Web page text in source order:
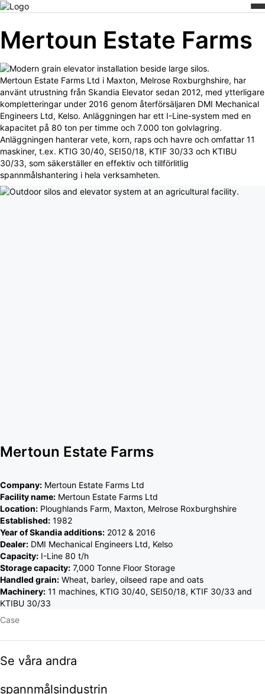
Hoppa
Hem/Cases
Mertoun Estate Farms
Mertoun Estate Farms Ltd i Maxton, Melrose Roxburghshire, har
använt utrustning från Skandia Elevator sedan 2012, med ytterligare
kompletteringar under 2016 genom återförsäljaren DMI Mechanical
Engineers Ltd, Kelso. Anläggningen har ett I-Line-system med en
kapacitet på 80 ton per timme och 7.000 ton golvlagring.
Anläggningen hanterar vete, korn, raps och havre och omfattar 11
maskiner, t.ex. KTIG 30/40, SEI50/18, KTIF 30/33 och KTIBU
30/33, som säkerställer en effektiv och tillförlitlig
spannmålshantering i hela verksamheten.
Mertoun Estate Farms
Company: Mertoun Estate Farms Ltd
Facility name: Mertoun Estate Farms Ltd
Location: Ploughlands Farm, Maxton, Melrose Roxburghshire
Established: 1982
Year of Skandia additions: 2012 & 2016
Dealer: DMI Mechanical Engineers Ltd, Kelso
Capacity: I-Line 80 t/h
Storage capacity: 7,000 Tonne Floor Storage
Handled grain: Wheat, barley, oilseed rape and oats
Machinery: 11 machines, KTIG 30/40, SEI50/18, KTIF 30/33 and
KTIBU 30/33
Case
Se våra andra
spannmålsindustrin